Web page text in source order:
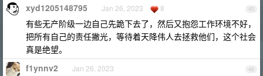
45
xyd1205148795 Jan 26, 2023 8
有些无产阶级一边自己先跪下去了，然后又抱怨工作环境不好，
把所有自己的责任撇光，等待着天降伟人去拯救他们，这个社会
真是绝望。
46
f1ynnv2 Jan 26, 2023